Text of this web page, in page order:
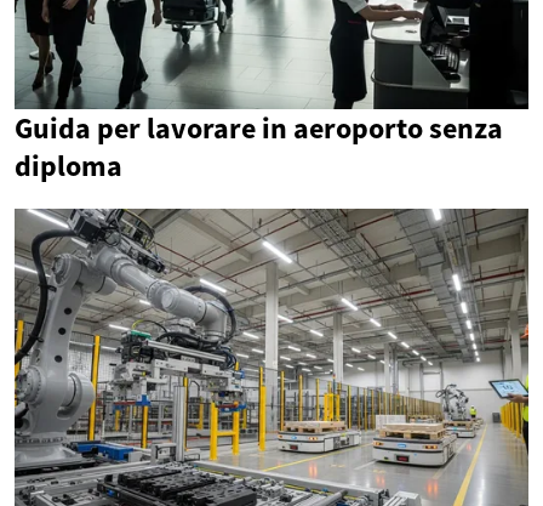
Guida per lavorare in aeroporto senza
diploma